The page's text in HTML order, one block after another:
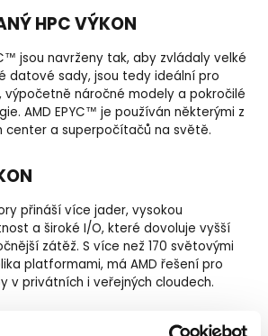
HPC VÝKON
jsou navrženy tak, aby zvládaly velké
datové sady, jsou tedy ideální pro
výpočetně náročné modely a pokročilé
AMD EPYC™ je používán některými z
a superpočítačů na světě.
přináší více jader, vysokou
a široké I/O, které dovoluje vyšší
zátěž. S více než 170 světovými
platformami, má AMD řešení pro
v privátních i veřejných cloudech.